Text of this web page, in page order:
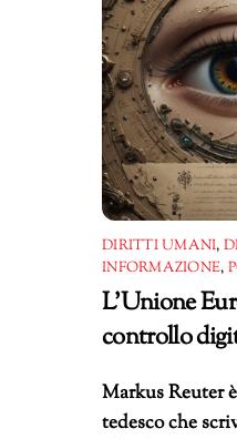
DIRITTI UMANI,
INFORMAZIONE,
L’Unione
controllo
Markus Reuter
tedesco che